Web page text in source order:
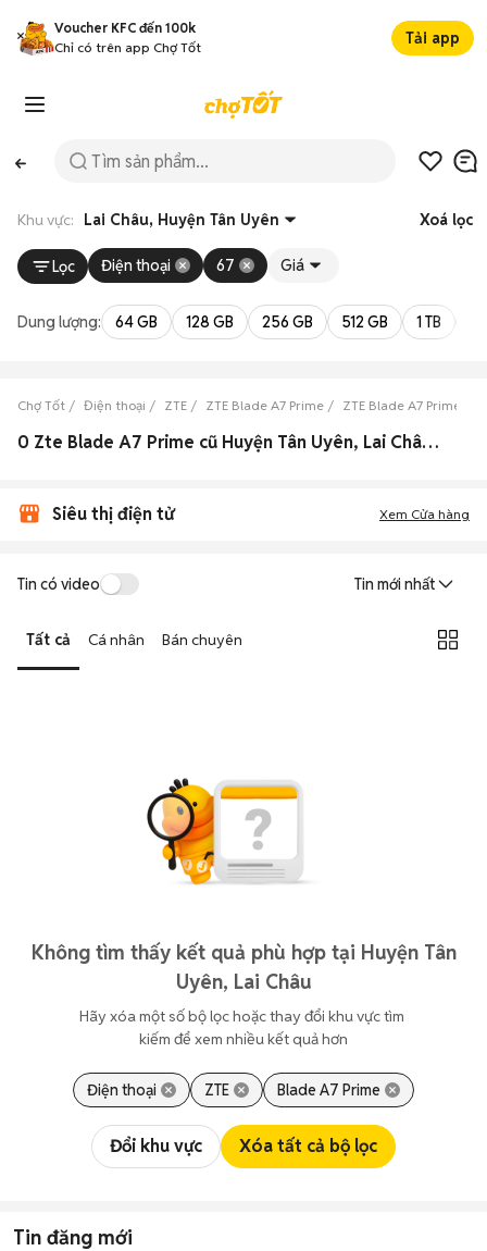
Voucher KFC đến 100k
Chỉ có trên app Chợ Tốt
Tải app
Khu vực: Lai Châu, Huyện Tân Uyên Xoá lọc
Lọc Điện thoại 67 Giá
Dung lượng: 64 GB 128 GB 256 GB 512 GB 1 TB
Chợ Tốt Điện thoại ZTE ZTE Blade A7 Prime ZTE Blade A7 Prime Lai
0 Zte Blade A7 Prime cũ Huyện Tân Uyên, Lai Châu đẹp
Siêu thị điện tử Xem Cửa hàng
Tin có video Tin mới nhất
Tất cả Cá nhân Bán chuyên
Không tìm thấy kết quả phù hợp tại Huyện Tân
Uyên, Lai Châu
Hãy xóa một số bộ lọc hoặc thay đổi khu vực tìm
kiếm để xem nhiều kết quả hơn
Điện thoại ZTE Blade A7 Prime
Đổi khu vực Xóa tất cả bộ lọc
Tin đăng mới